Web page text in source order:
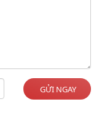
GỬI NGAY